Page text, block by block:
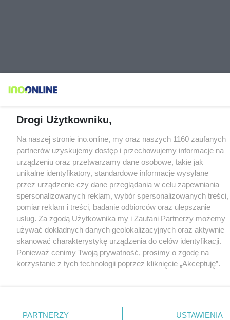
Drogi Użytkowniku,
Na naszej stronie ino.online, my oraz naszych 1160 zaufanych
partnerów uzyskujemy dostęp i przechowujemy informacje na
urządzeniu oraz przetwarzamy dane osobowe, takie jak
unikalne identyfikatory, standardowe informacje wysyłane
przez urządzenie czy dane przeglądania w celu zapewniania
spersonalizowanych reklam, wybór spersonalizowanych treści,
pomiar reklam i treści, badanie odbiorców oraz ulepszanie
usług. Za zgodą Użytkownika my i Zaufani Partnerzy możemy
używać dokładnych danych geolokalizacyjnych oraz aktywnie
skanować charakterystykę urządzenia do celów identyfikacji.
Ponieważ cenimy Twoją prywatność, prosimy o zgodę na
korzystanie z tych technologii poprzez kliknięcie „Akceptuję”.
nie wymagają zgody użytkownika, ale masz prawo sprzeciwić
PARTNERZY USTAWIENIA